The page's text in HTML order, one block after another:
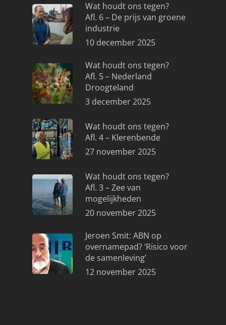
Wat houdt ons tegen?
Afl. 6 – De prijs van groene
industrie
10 december 2025
Wat houdt ons tegen?
Afl. 5 – Nederland
Droogteland
3 december 2025
Wat houdt ons tegen?
Afl. 4 – Klerenbende
27 november 2025
Wat houdt ons tegen?
Afl. 3 – Zee van
mogelijkheden
20 november 2025
Jeroen Smit: ABN op
overnamepad? ‘Risico voor
de samenleving’
12 november 2025